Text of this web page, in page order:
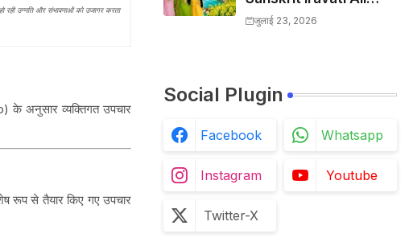
रही उन्नति और संभावनाओं को उजागर करता
के अनुसार व्यक्तिगत उपचार
रूप से तैयार किए गए उपचार
Chapters, Hindi
जुलाई 23, 2026
Social Plugin
Facebook Whatsapp
Instagram Youtube
Twitter-X